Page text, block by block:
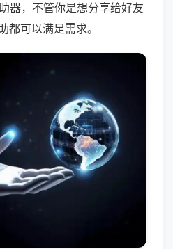
器，不管你是想分享给好友
都可以满足需求。